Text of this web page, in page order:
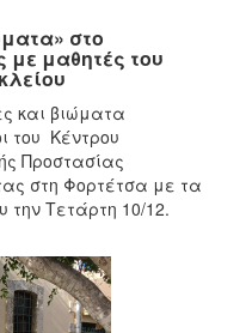
στο
με μαθητές του
και βιώματα
του Κέντρου
Προστασίας
στη Φορτέτσα με τα
την Τετάρτη 10/12.